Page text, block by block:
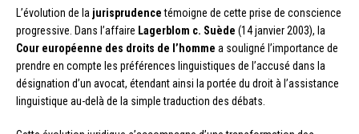
L’évolution de la jurisprudencetémoigne de cette prise de conscience
progressive. Dans l’affaire Lagerblom c. Suède (14 janvier 2003), la
Cour européenne des droits de l’homme a souligné l’importance de
prendre en compte les préférences linguistiques de l’accusé dans la
désignation d’un avocat, étendant ainsi la portée du droit à l’assistance
linguistique au-delà de la simple traduction des débats.